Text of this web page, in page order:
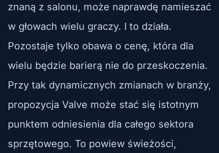
znaną z salonu, może naprawdę namieszać
w głowach wielu graczy. I to działa.
Pozostaje tylko obawa o cenę, która dla
wielu będzie barierą nie do przeskoczenia.
Przy tak dynamicznych zmianach w branży,
propozycja Valve może stać się istotnym
punktem odniesienia dla całego sektora
sprzętowego. To powiew świeżości,